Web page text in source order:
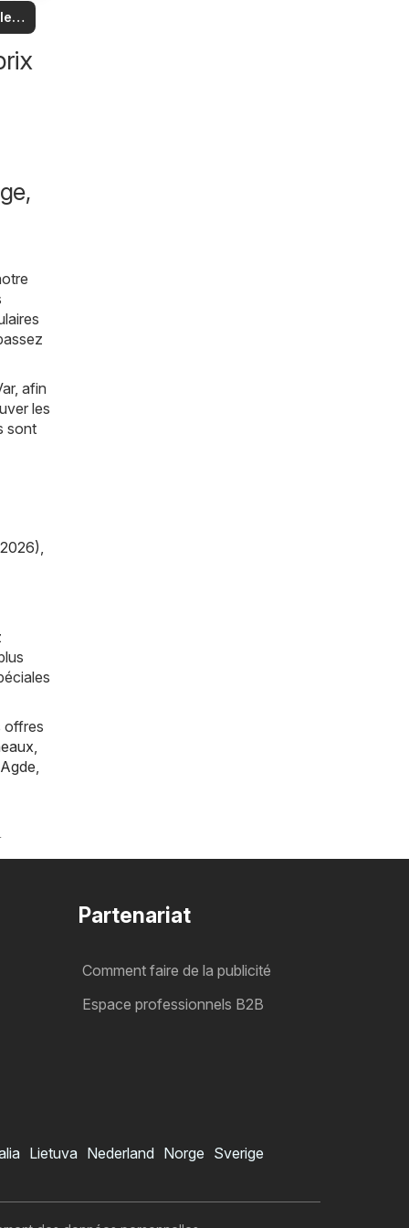
afin
les
sont
,
offres
,
Agde,
Partenariat
Comment faire de la publicité
Espace professionnels B2B
Lietuva Nederland Norge Sverige